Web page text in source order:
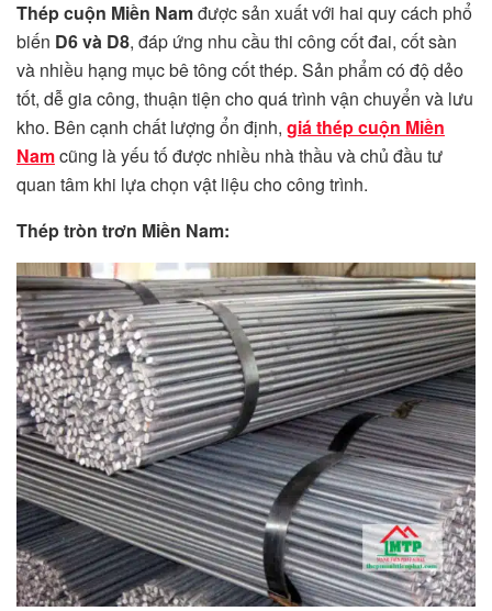
Thép cuộn Miền Namđược sản xuất với hai quy cách phổ
biến D6 và D8, đáp ứng nhu cầu thi công cốt đai, cốt sàn
và nhiều hạng mục bê tông cốt thép. Sản phẩm có độ dẻo
tốt, dễ gia công, thuận tiện cho quá trình vận chuyển và lưu
kho. Bên cạnh chất lượng ổn định, giá thép cuộn Miền
Namcũng là yếu tố được nhiều nhà thầu và chủ đầu tư
quan tâm khi lựa chọn vật liệu cho công trình.
Thép tròn trơn Miền Nam: